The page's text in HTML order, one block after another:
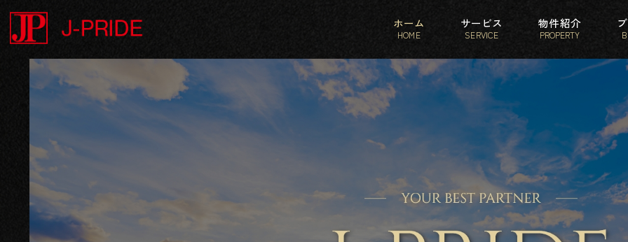
ホーム
HOME
サービス
SERVICE
物件紹介
PROPERTY